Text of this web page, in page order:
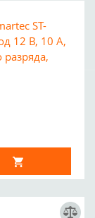
ST-
12 В, 10 А,